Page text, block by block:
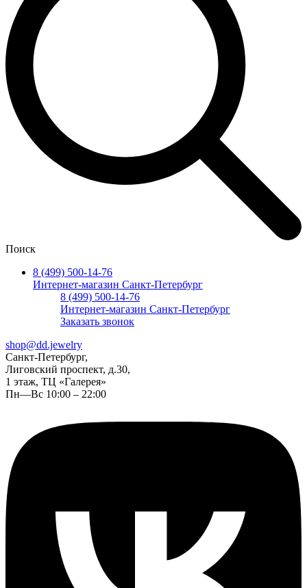
Поиск
8 (499) 500-14-76
Интернет-магазин Санкт-Петербург
8 (499) 500-14-76
Интернет-магазин Санкт-Петербург
Заказать звонок
shop@dd.jewelry
Санкт-Петербург,
Лиговский проспект, д.30,
1 этаж, ТЦ «Галерея»
Пн—Вс 10:00 – 22:00